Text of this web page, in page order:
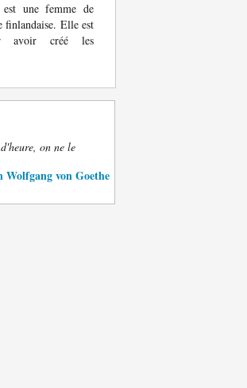
est une femme de
Elle est
avoir créé les
on ne le
Wolfgang von Goethe